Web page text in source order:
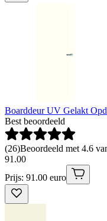
Boarddeur UV Gelakt
Best beoordeeld
(26)Beoordeeld met 4.6
91 .00
Prijs: 91.00 euro